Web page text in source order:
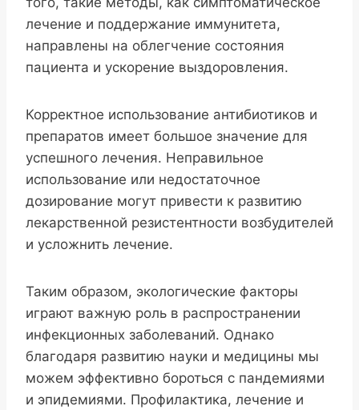
лечение и поддержание иммунитета,
направлены на облегчение состояния
пациента и ускорение выздоровления.
Корректное использование антибиотиков и
препаратов имеет большое значение для
успешного лечения. Неправильное
использование или недостаточное
дозирование могут привести к развитию
лекарственной резистентности возбудителей
и усложнить лечение.
Таким образом, экологические факторы
играют важную роль в распространении
инфекционных заболеваний. Однако
благодаря развитию науки и медицины мы
можем эффективно бороться с пандемиями
и эпидемиями. Профилактика, лечение и